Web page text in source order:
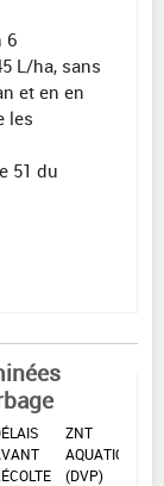
6
L/ha, sans
et en en
les
51 du
ZNT
AQUATIQUE
(DVP)